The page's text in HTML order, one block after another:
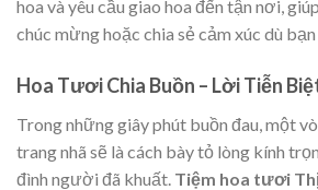
hoa và yêu cầu giao hoa đến tận nơi,
chúc mừng hoặc chia sẻ cảm xúc dù
Hoa Tươi Chia Buồn – Lời Tiễn
Trong những giây phút buồn đau, một
trang nhã sẽ là cách bày tỏ lòng kính
đình người đã khuất. Tiệm hoa tươi